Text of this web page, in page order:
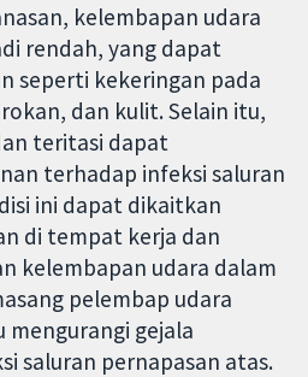
kelembapan udara
rendah, yang dapat
seperti kekeringan pada
dan kulit. Selain itu,
teritasi dapat
terhadap infeksi saluran
ini dapat dikaitkan
di tempat kerja dan
kelembapan udara dalam
pelembap udara
gejala
saluran pernapasan atas.